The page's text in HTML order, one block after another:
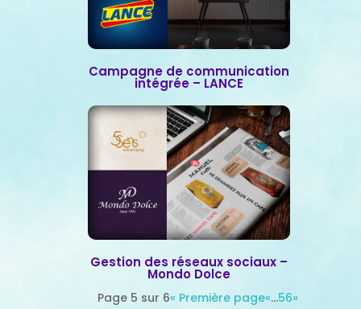
Campagne de communication
intégrée – LANCE
Gestion des réseaux sociaux –
Mondo Dolce
Page 5 sur 6« Première page«…56»